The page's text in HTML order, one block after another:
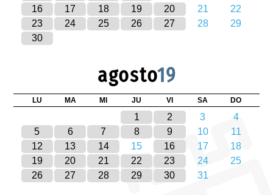
16
17 18 19 20 21
22
23
24 25 26 27 28
29
30
agosto19
LU MA MI JU VI SA DO
1 2 3
4
5
6 7 8 9 10
11
12
13 14 15 16 17
18
19
20 21 22 23 24
25
26
27 28 29 30 31